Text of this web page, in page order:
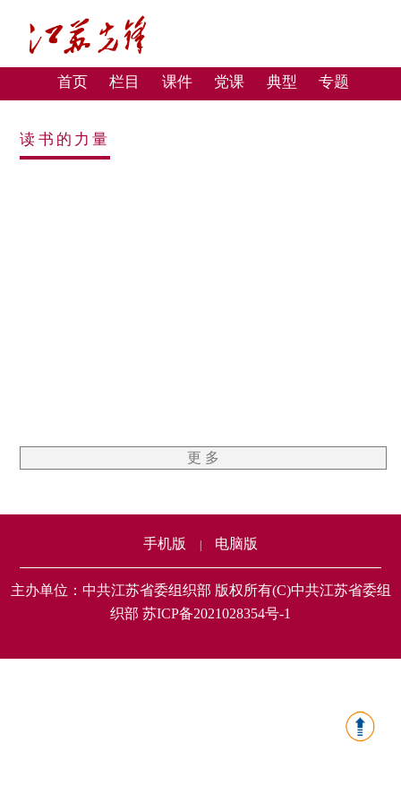
首页 栏目 课件 党课 典型 专题
读书的力量
更 多
手机版 电脑版
主办单位：中共江苏省委组织部 版权所有(C)中共江苏省委组
织部 苏ICP备2021028354号-1